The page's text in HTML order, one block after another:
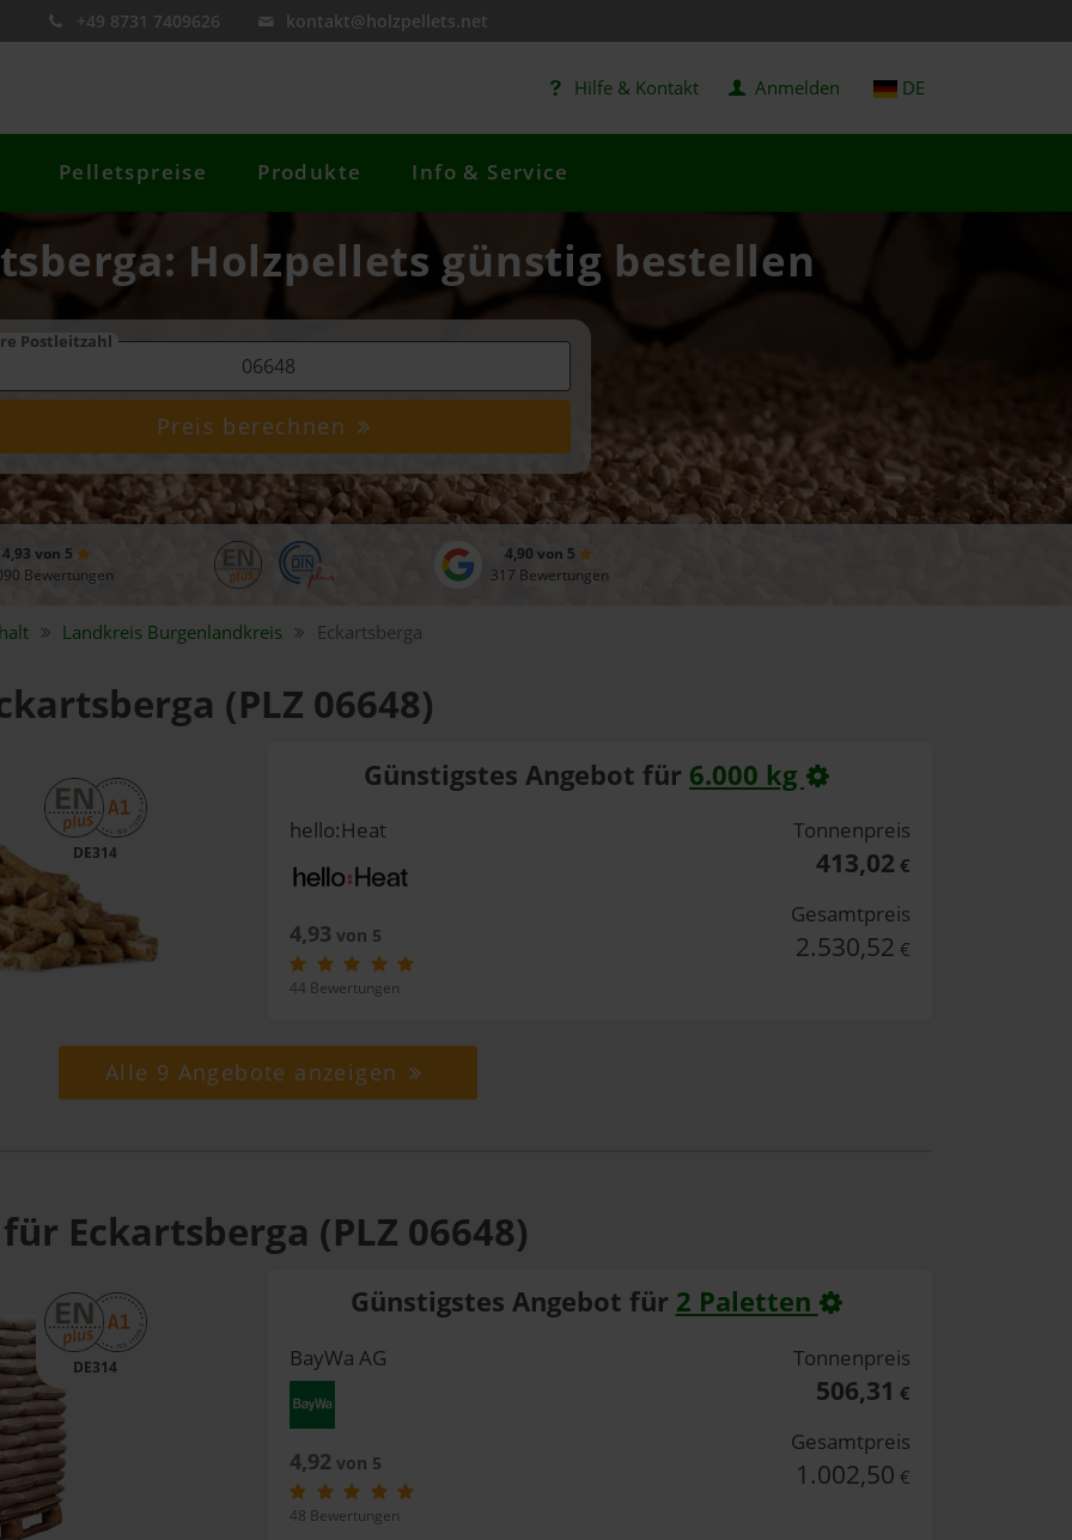
+49 8731 7409626 kontakt@holzpellets.net
Hilfe & Kontakt Anmelden DE
Pelletspreise Produkte Info & Service
Holzpellets günstig bestellen
Postleitzahl
Preis berechnen
4,93 von 5
Bewertungen
4,90 von 5
317 Bewertungen
Landkreis Burgenlandkreis Eckartsberga
(PLZ 06648)
DE314
Günstigstes Angebot für 6.000 kg
hello:Heat
4,93 von 5
44 Bewertungen
Tonnenpreis
413,02 €
Gesamtpreis
2.530,52 €
Alle 9 Angebote anzeigen
Eckartsberga (PLZ 06648)
DE314
Günstigstes Angebot für 2 Paletten
BayWa AG
4,92von 5
48 Bewertungen
Tonnenpreis
506,31 €
Gesamtpreis
1.002,50 €